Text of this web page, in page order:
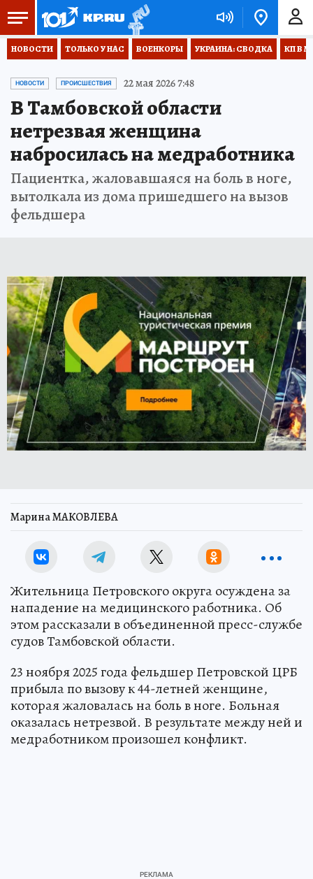
НОВОСТИ ТОЛЬКО У НАС ВОЕНКОРЫ УКРАИНА: СВОДКА КП В
НОВОСТИ ПРОИСШЕСТВИЯ 22 мая 2026 7:48
В Тамбовской области
нетрезвая женщина
набросилась на медработника
Пациентка, жаловавшаяся на боль в ноге,
вытолкала из дома пришедшего на вызов
фельдшера
Марина МАКОВЛЕВА
Жительница Петровского округа осуждена за
нападение на медицинского работника. Об
этом рассказали в объединенной пресс-службе
судов Тамбовской области.
23 ноября 2025 года фельдшер Петровской ЦРБ
прибыла по вызову к 44-летней женщине,
которая жаловалась на боль в ноге. Больная
оказалась нетрезвой. В результате между ней и
медработником произошел конфликт.